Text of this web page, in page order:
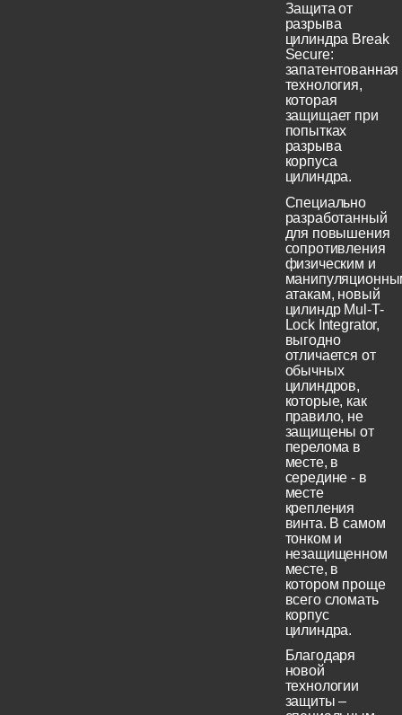
Защита от
разрыва
цилиндра Break
Secure:
запатентованная
технология,
которая
защищает при
попытках
разрыва
корпуса
цилиндра.
Специально
разработанный
для повышения
сопротивления
физическим и
атакам, новый
цилиндр Mul-T-
Lock Integrator,
выгодно
отличается от
обычных
цилиндров,
которые, как
правило, не
защищены от
перелома в
месте, в
середине - в
месте
крепления
винта. В самом
тонком и
незащищенном
месте, в
котором проще
всего сломать
корпус
цилиндра.
Благодаря
новой
технологии
защиты –